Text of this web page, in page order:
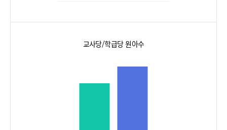
교사당/학급당 원아수